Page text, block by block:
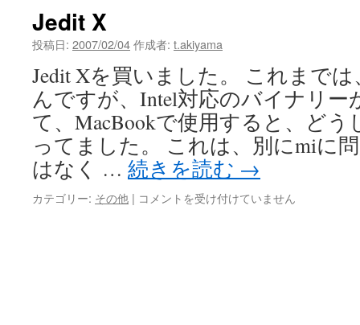
理
Jedit X
投稿日: 2007/02/04作成者: t.akiyama
Jedit Xを買いました。 これまで
んですが、Intel対応のバイナリ
て、MacBookで使用すると、ど
ってました。 これは、別にmiに
はなく … 続きを読む →
カテゴリー: その他 | Jedit
コメントを受け付けていません